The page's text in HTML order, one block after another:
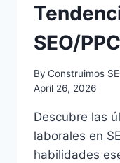
SEO/PPC
By Construimos
April 26, 2026
Descubre las
laborales en
habilidades